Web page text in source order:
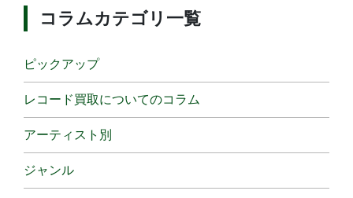
コラムカテゴリ一覧
ピックアップ
レコード買取についてのコラム
アーティスト別
ジャンル